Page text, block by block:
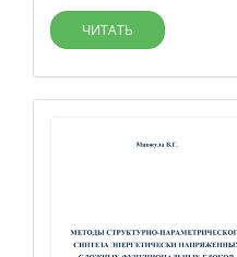
ЧИТАТЬ